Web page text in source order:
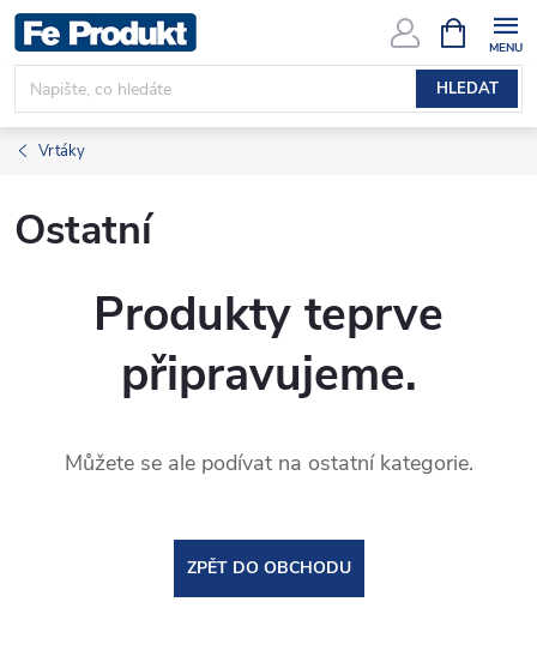
Přejít
na
obsah
HLEDAT
NÁKUPNÍ
KOŠÍK
Vrtáky
Ostatní
Produkty teprve
připravujeme.
Můžete se ale podívat na ostatní kategorie.
ZPĚT DO OBCHODU